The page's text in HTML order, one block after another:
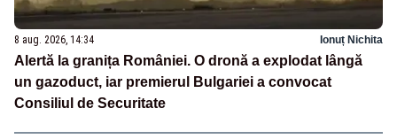
8 aug. 2026, 14:34 Ionuț Nichita
Alertă la granița României. O dronă a explodat lângă
un gazoduct, iar premierul Bulgariei a convocat
Consiliul de Securitate